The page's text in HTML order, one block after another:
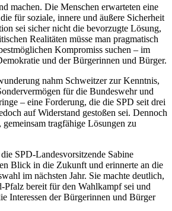
machen. Die Menschen erwarteten eine
für soziale, innere und äußere Sicherheit
sei sicher nicht die bevorzugte Lösung,
Realitäten müsse man pragmatisch
Kompromiss suchen – im
und der Bürgerinnen und Bürger.
nahm Schweitzer zur Kenntnis,
für die Bundeswehr und
– eine Forderung, die die SPD seit drei
auf Widerstand gestoßen sei. Dennoch
gemeinsam tragfähige Lösungen zu
SPD-Landesvorsitzende Sabine
Blick in die Zukunft und erinnerte an die
im nächsten Jahr. Sie machte deutlich,
Pfalz bereit für den Wahlkampf sei und
Interessen der Bürgerinnen und Bürger